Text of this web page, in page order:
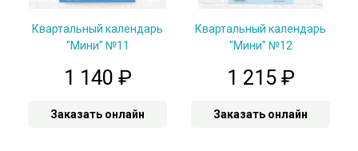
Квартальный календарь
"Мини" №11
1 140 ₽
Заказать онлайн
Квартальный календарь
"Мини" №12
1 215 ₽
Заказать онлайн